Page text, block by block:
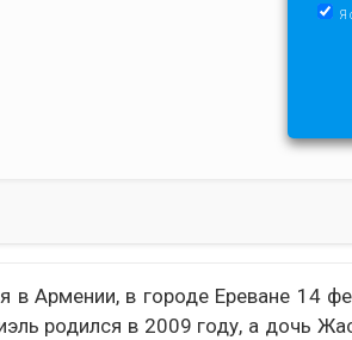
Я
в Армении, в городе Ереване 14
родился в 2009 году, а дочь